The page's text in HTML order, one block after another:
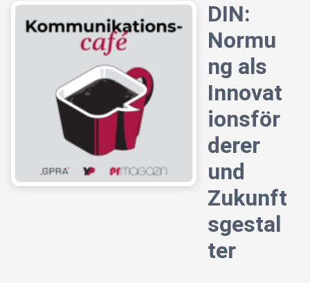
DIN:
Normu
ng als
Innovat
ionsför
derer
und
Zukunft
sgestal
ter